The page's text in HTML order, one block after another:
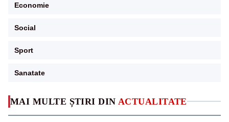
MAI MULTE ȘTIRI DIN ACTUALITATE
Economie
Social
Sport
Sanatate